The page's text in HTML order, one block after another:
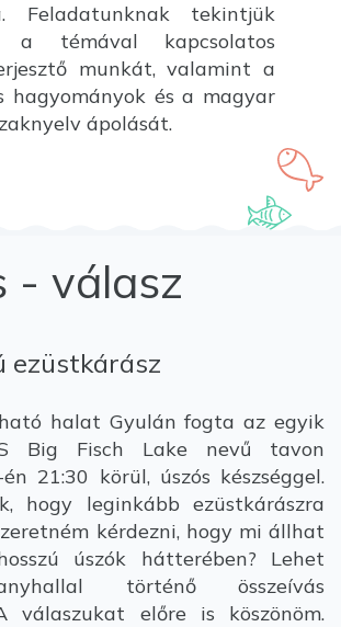
Feladatunknak tekintjük
a témával kapcsolatos
munkát, valamint a
hagyományok és a magyar
ápolását.
- válasz
ezüstkárász
halat Gyulán fogta az egyik
Big Fisch Lake nevű tavon
21:30 körül, úszós készséggel.
hogy leginkább ezüstkárászra
kérdezni, hogy mi állhat
úszók hátterében? Lehet
történő összeívás
válaszukat előre is köszönöm.